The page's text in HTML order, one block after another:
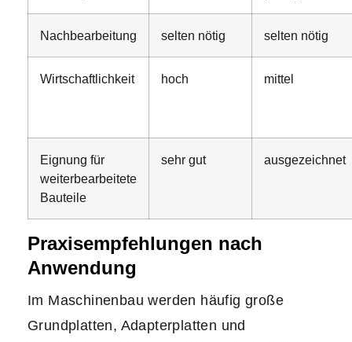
Nachbearbeitung selten nötig selten nötig
Wirtschaftlichkeit hoch mittel
Eignung für
weiterbearbeitete
Bauteile
sehr gut ausgezeichnet
Praxisempfehlungen nach
Anwendung
Im Maschinenbau werden häufig große
Grundplatten, Adapterplatten und